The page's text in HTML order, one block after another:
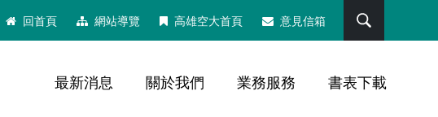
回首頁 網站導覽 高雄空大首頁 意見信箱
最新消息 關於我們 業務服務 書表下載